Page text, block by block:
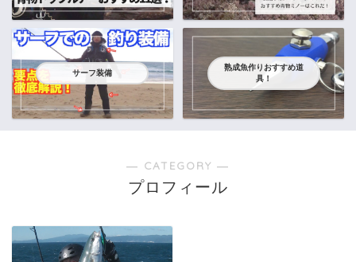
サーフ装備
熟成魚作りおすすめ道
具！
― CATEGORY ―
プロフィール